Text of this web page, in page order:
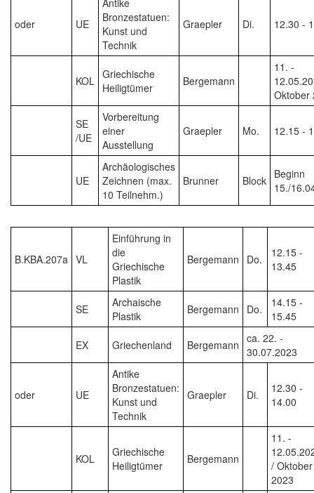
oder UE
Bronzestatuen:
Kunst und
Technik
Graepler Di. 12.30 -
KOL Griechische
Heiligtümer
Bergemann
11. -
Oktober
SE
/UE
Vorbereitung
einer
Ausstellung
Graepler Mo. 12.15 -
UE
Archäologisches
Zeichnen (max.
10 Teilnehm.)
Brunner Block Beginn
15./
B.KBA.207a VL
Einführung in
die
Griechische
Plastik
Bergemann Do.
12.15 -
13.45
SE
Archaische
Plastik
Bergemann Do.
14.15 -
15.45
EX Griechenland Bergemann ca. 22. -
30.07.2023
oder UE
Antike
Bronzestatuen:
Kunst und
Technik
Graepler Di.
12.30 -
14.00
KOL
Griechische
Heiligtümer
Bergemann
11. -
/ Oktober
2023